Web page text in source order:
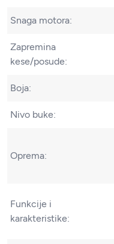
Snaga motora:
Zapremina
kese/posude:
Boja:
Nivo buke:
Oprema:
Funkcije i
karakteristike: